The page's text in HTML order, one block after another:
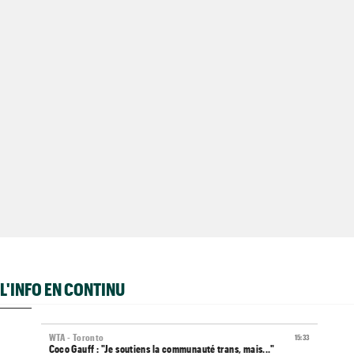
L'INFO EN CONTINU
15:33
WTA - Toronto
Coco Gauff : "Je soutiens la communauté trans, mais..."